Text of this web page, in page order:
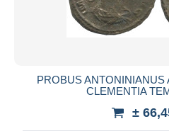
PROBUS ANTONINIANUS
CLEMENTIA
±